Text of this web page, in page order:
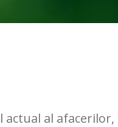
actual al afacerilor,